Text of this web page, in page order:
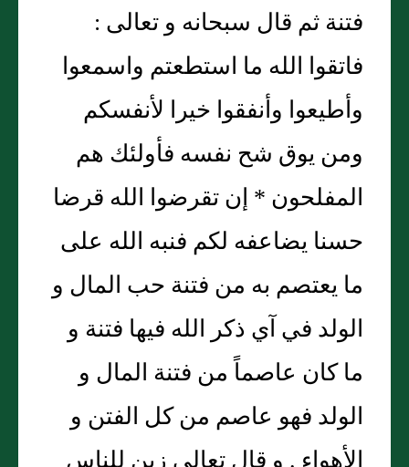
فتنة ثم قال سبحانه و تعالى :
فاتقوا الله ما استطعتم واسمعوا
وأطيعوا وأنفقوا خيرا لأنفسكم
ومن يوق شح نفسه فأولئك هم
المفلحون * إن تقرضوا الله قرضا
حسنا يضاعفه لكم فنبه الله على
ما يعتصم به من فتنة حب المال و
الولد في آي ذكر الله فيها فتنة و
ما كان عاصماً من فتنة المال و
الولد فهو عاصم من كل الفتن و